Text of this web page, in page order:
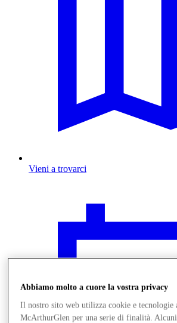
Vieni a trovarci
Abbiamo molto a cuore la vostra privacy
Il nostro sito web utilizza cookie e tecnologie
McArthurGlen per una serie di finalità. Alcuni